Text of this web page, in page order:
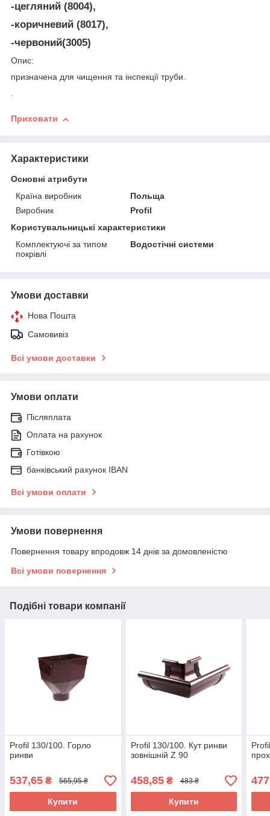
-цегляний (8004),
-коричневий (8017),
-червоний(3005)
Опис:
призначена для чищення та інспекції труби.
.
Приховати
Характеристики
Основні атрибути
Країна виробник
Польща
Виробник
Profil
Користувальницькі характеристики
Комплектуючі за типом
покрівлі
Водостічні системи
Умови доставки
Нова Пошта
Самовивіз
Всі умови доставки
Умови оплати
Післяплата
Оплата на рахунок
Готівкою
банківський рахунок IBAN
Всі умови оплати
Умови повернення
Повернення товару впродовж 14 днів за домовленістю
Всі умови повернення
Подібні товари компанії
Profil 130/100. Горло
ринви
537,65 ₴ 565,95 ₴
Купити
Profil 130/100. Кут ринви
зовнішній Z 90
458,85₴ 483 ₴
Купити